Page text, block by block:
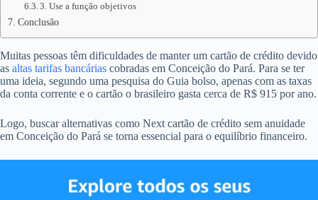
3. Use a função objetivos
Conclusão
Muitas pessoas têm dificuldades de manter um cartão de crédito devido
as altas tarifas bancárias cobradas em Conceição do Pará. Para se ter
uma ideia, segundo uma pesquisa do Guia bolso, apenas com as taxas
da conta corrente e o cartão o brasileiro gasta cerca de R$ 915 por ano.
Logo, buscar alternativas como Next cartão de crédito sem anuidade
em Conceição do Pará se torna essencial para o equilíbrio financeiro.